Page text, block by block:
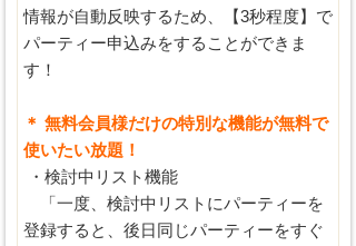
情報が自動反映するため、【3秒程度】で
パーティー申込みをすることができま
す！
＊ 無料会員様だけの特別な機能が無料で
使いたい放題！
・検討中リスト機能
「一度、検討中リストにパーティーを
登録すると、後日同じパーティーをすぐ